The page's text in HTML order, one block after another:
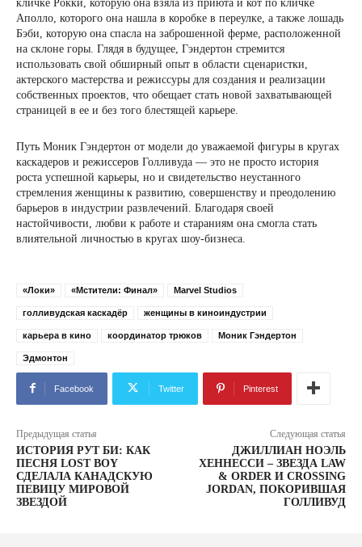
кличке Рокки, которую она взяла из приюта и кот по кличке
Аполло, которого она нашла в коробке в переулке, а также лошадь
Бэби, которую она спасла на заброшенной ферме, расположенной
на склоне горы. Глядя в будущее, Гэндертон стремится
использовать свой обширный опыт в области сценаристки,
актерского мастерства и режиссуры для создания и реализации
собственных проектов, что обещает стать новой захватывающей
страницей в ее и без того блестящей карьере.
Путь Моник Гэндертон от модели до уважаемой фигуры в кругах
каскадеров и режиссеров Голливуда — это не просто история
роста успешной карьеры, но и свидетельство неустанного
стремления женщины к развитию, совершенству и преодолению
барьеров в индустрии развлечений. Благодаря своей
настойчивости, любви к работе и стараниям она смогла стать
влиятельной личностью в кругах шоу-бизнеса.
«Локи» «Мстители: Финал» Marvel Studios
голливудская каскадёр женщины в киноиндустрии
карьера в кино координатор трюков Моник Гэндертон
Эдмонтон
Facebook Twitter Pinterest
Предыдущая статья
ИСТОРИЯ РУТ БИ: КАК
ПЕСНЯ LOST BOY
СДЕЛАЛА КАНАДСКУЮ
ПЕВИЦУ МИРОВОЙ
ЗВЕЗДОЙ
Следующая статья
ДЖИЛЛИАН НОЭЛЬ
ХЕННЕССИ – ЗВЕЗДА LAW
& ORDER И CROSSING
JORDAN, ПОКОРИВШАЯ
ГОЛЛИВУД